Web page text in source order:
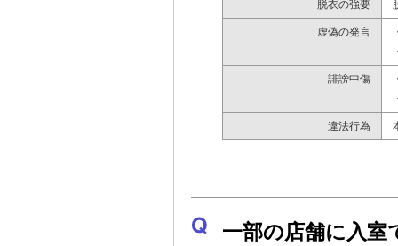
脱衣の強要
虚偽の発言
誹謗中傷
違法行為
一部の店舗に入室